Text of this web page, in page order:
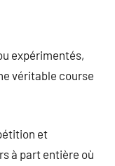
expérimentés,
véritable course
et
à part entière où